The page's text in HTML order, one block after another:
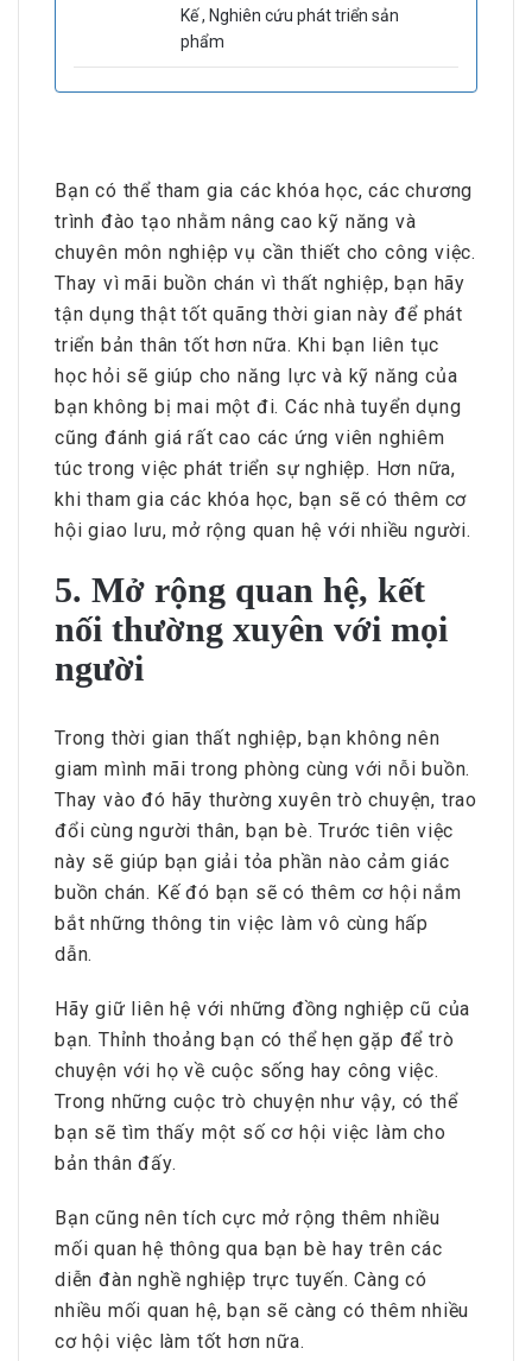
Kế , Nghiên cứu phát triển sản
phẩm
Bạn có thể tham gia các khóa học, các chương
trình đào tạo nhằm nâng cao kỹ năng và
chuyên môn nghiệp vụ cần thiết cho công việc.
Thay vì mãi buồn chán vì thất nghiệp, bạn hãy
tận dụng thật tốt quãng thời gian này để phát
triển bản thân tốt hơn nữa. Khi bạn liên tục
học hỏi sẽ giúp cho năng lực và kỹ năng của
bạn không bị mai một đi. Các nhà tuyển dụng
cũng đánh giá rất cao các ứng viên nghiêm
túc trong việc phát triển sự nghiệp. Hơn nữa,
khi tham gia các khóa học, bạn sẽ có thêm cơ
hội giao lưu, mở rộng quan hệ với nhiều người.
5. Mở rộng quan hệ, kết
nối thường xuyên với mọi
người
Trong thời gian thất nghiệp, bạn không nên
giam mình mãi trong phòng cùng với nỗi buồn.
Thay vào đó hãy thường xuyên trò chuyện, trao
đổi cùng người thân, bạn bè. Trước tiên việc
này sẽ giúp bạn giải tỏa phần nào cảm giác
buồn chán. Kế đó bạn sẽ có thêm cơ hội nắm
bắt những thông tin việc làm vô cùng hấp
dẫn.
Hãy giữ liên hệ với những đồng nghiệp cũ của
bạn. Thỉnh thoảng bạn có thể hẹn gặp để trò
chuyện với họ về cuộc sống hay công việc.
Trong những cuộc trò chuyện như vậy, có thể
bạn sẽ tìm thấy một số cơ hội việc làm cho
bản thân đấy.
Bạn cũng nên tích cực mở rộng thêm nhiều
mối quan hệ thông qua bạn bè hay trên các
diễn đàn nghề nghiệp trực tuyến. Càng có
nhiều mối quan hệ, bạn sẽ càng có thêm nhiều
cơ hội việc làm tốt hơn nữa.